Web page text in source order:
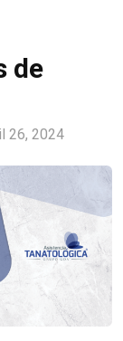
de
26, 2024